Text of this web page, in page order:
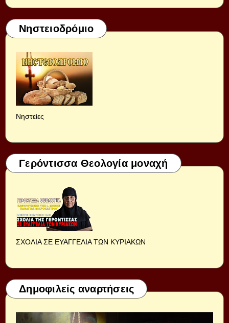
Νηστειοδρόμιο
Νηστείες
Γερόντισσα Θεολογία μοναχή
ΣΧΟΛΙΑ ΣΕ ΕΥΑΓΓΕΛΙΑ ΤΩΝ ΚΥΡΙΑΚΩΝ
Δημοφιλείς αναρτήσεις